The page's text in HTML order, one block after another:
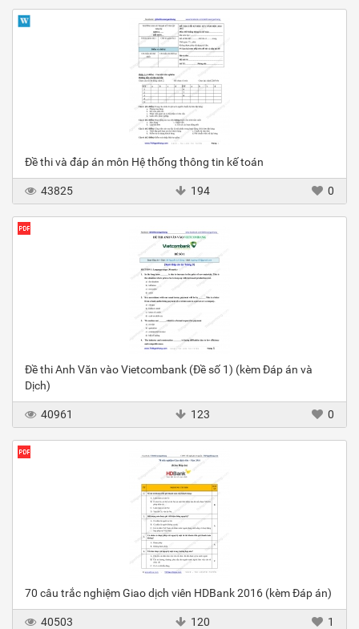
Đề thi và đáp án môn Hệ thống thông tin kế toán
43825 194 0
Đề thi Anh Văn vào Vietcombank (Đề số 1) (kèm Đáp án và
Dịch)
40961 123 0
70 câu trắc nghiệm Giao dịch viên HDBank 2016 (kèm Đáp án)
40503 120 1